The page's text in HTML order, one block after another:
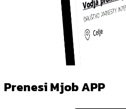
Prenesi Mjob APP